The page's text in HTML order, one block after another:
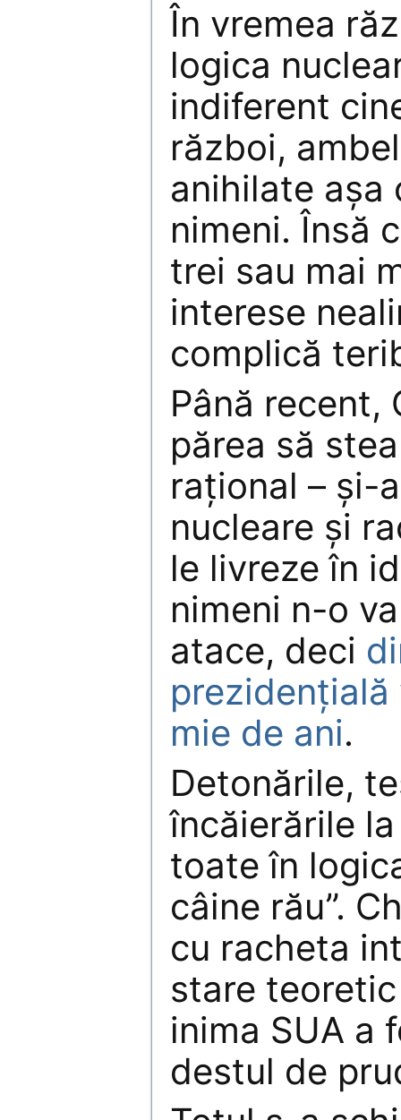
În vremea
logica
indiferent
război,
anihilate așa
nimeni. Însă
trei sau mai
interese
complică
Până recent,
părea să
rațional – și-
nucleare și
le livreze în
nimeni n-o
atace, deci
mie de ani.
Detonările,
încăierările
toate în
câine rău”.
cu racheta
stare
inima SUA a
destul de